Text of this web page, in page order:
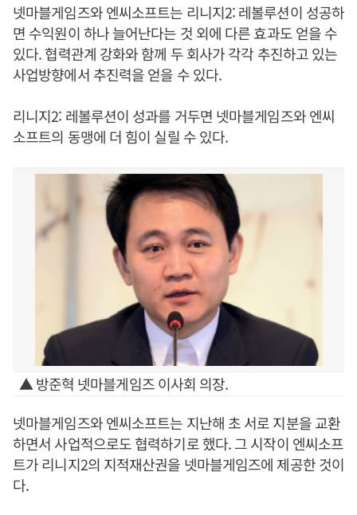
넷마블게임즈와 엔씨소프트는 리니지2: 레볼루션이 성공하
면 수익원이 하나 늘어난다는 것 외에 다른 효과도 얻을 수
있다. 협력관계 강화와 함께 두 회사가 각각 추진하고 있는
사업방향에서 추진력을 얻을 수 있다.
리니지2: 레볼루션이 성과를 거두면 넷마블게임즈와 엔씨
소프트의 동맹에 더 힘이 실릴 수 있다.
▲ 방준혁 넷마블게임즈 이사회 의장.
넷마블게임즈와 엔씨소프트는 지난해 초 서로 지분을 교환
하면서 사업적으로도 협력하기로 했다. 그 시작이 엔씨소프
트가 리니지2의 지적재산권을 넷마블게임즈에 제공한 것이
다.